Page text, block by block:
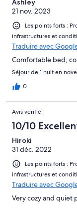
Ashley
21 nov. 2023
Les points forts :
infrastructures et
Traduire avec
Comfortable bed,
Séjour de 1 nuit en
0
Avis vérifié
10/10
Hiroki
31 déc. 2022
Les points forts :
infrastructures et
Traduire avec
Very cozy and quiet